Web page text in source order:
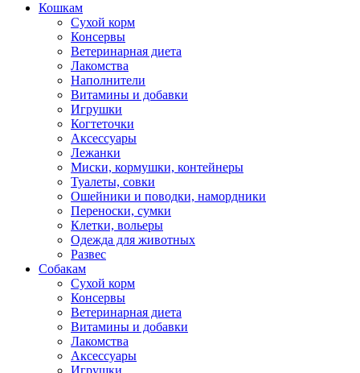
Кошкам
Сухой корм
Консервы
Ветеринарная диета
Лакомства
Наполнители
Витамины и добавки
Игрушки
Когтеточки
Аксессуары
Лежанки
Миски, кормушки, контейнеры
Туалеты, совки
Ошейники и поводки, намордники
Переноски, сумки
Клетки, вольеры
Одежда для животных
Развес
Собакам
Сухой корм
Консервы
Ветеринарная диета
Витамины и добавки
Лакомства
Аксессуары
Игрушки